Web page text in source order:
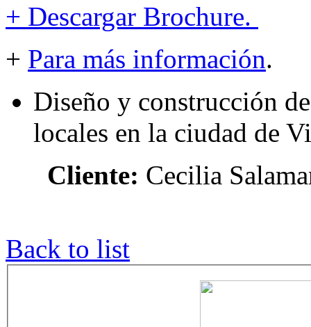
+ Descargar Brochure.
+ Para más información.
Diseño y construcción
locales en la ciudad de
Cliente: Cecilia
Back to list